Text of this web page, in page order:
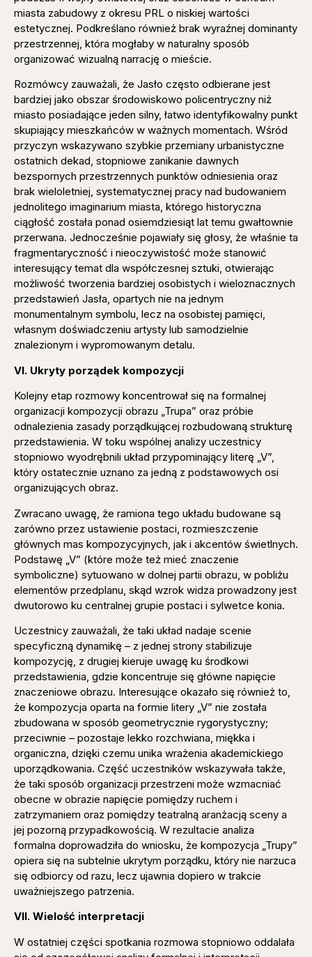
miasta zabudowy z okresu PRL o niskiej wartości
estetycznej. Podkreślano również brak wyraźnej dominanty
przestrzennej, która mogłaby w naturalny sposób
organizować wizualną narrację o mieście.
Rozmówcy zauważali, że Jasło często odbierane jest
bardziej jako obszar środowiskowo policentryczny niż
miasto posiadające jeden silny, łatwo identyfikowalny punkt
skupiający mieszkańców w ważnych momentach. Wśród
przyczyn wskazywano szybkie przemiany urbanistyczne
ostatnich dekad, stopniowe zanikanie dawnych
bezspornych przestrzennych punktów odniesienia oraz
brak wieloletniej, systematycznej pracy nad budowaniem
jednolitego imaginarium miasta, którego historyczna
ciągłość została ponad osiemdziesiąt lat temu gwałtownie
przerwana. Jednocześnie pojawiały się głosy, że właśnie ta
fragmentaryczność i nieoczywistość może stanowić
interesujący temat dla współczesnej sztuki, otwierając
możliwość tworzenia bardziej osobistych i wieloznacznych
przedstawień Jasła, opartych nie na jednym
monumentalnym symbolu, lecz na osobistej pamięci,
własnym doświadczeniu artysty lub samodzielnie
znalezionym i wypromowanym detalu.
VI. Ukryty porządek kompozycji
Kolejny etap rozmowy koncentrował się na formalnej
organizacji kompozycji obrazu „Trupa” oraz próbie
odnalezienia zasady porządkującej rozbudowaną strukturę
przedstawienia. W toku wspólnej analizy uczestnicy
stopniowo wyodrębnili układ przypominający literę „V”,
który ostatecznie uznano za jedną z podstawowych osi
organizujących obraz.
Zwracano uwagę, że ramiona tego układu budowane są
zarówno przez ustawienie postaci, rozmieszczenie
głównych mas kompozycyjnych, jak i akcentów świetlnych.
Podstawę „V” (które może też mieć znaczenie
symboliczne) sytuowano w dolnej partii obrazu, w pobliżu
elementów przedplanu, skąd wzrok widza prowadzony jest
dwutorowo ku centralnej grupie postaci i sylwetce konia.
Uczestnicy zauważali, że taki układ nadaje scenie
specyficzną dynamikę – z jednej strony stabilizuje
kompozycję, z drugiej kieruje uwagę ku środkowi
przedstawienia, gdzie koncentruje się główne napięcie
znaczeniowe obrazu. Interesujące okazało się również to,
że kompozycja oparta na formie litery „V” nie została
zbudowana w sposób geometrycznie rygorystyczny;
przeciwnie – pozostaje lekko rozchwiana, miękka i
organiczna, dzięki czemu unika wrażenia akademickiego
uporządkowania. Część uczestników wskazywała także,
że taki sposób organizacji przestrzeni może wzmacniać
obecne w obrazie napięcie pomiędzy ruchem i
zatrzymaniem oraz pomiędzy teatralną aranżacją sceny a
jej pozorną przypadkowością. W rezultacie analiza
formalna doprowadziła do wniosku, że kompozycja „Trupy”
opiera się na subtelnie ukrytym porządku, który nie narzuca
się odbiorcy od razu, lecz ujawnia dopiero w trakcie
uważniejszego patrzenia.
VII. Wielość interpretacji
W ostatniej części spotkania rozmowa stopniowo oddalała